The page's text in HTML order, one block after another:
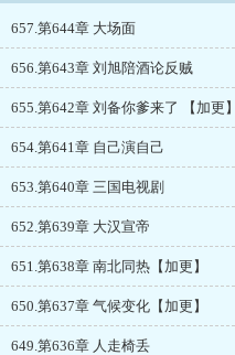
657.第644章 大场面
656.第643章 刘旭陪酒论反贼
655.第642章 刘备你爹来了 【加更】
654.第641章 自己演自己
653.第640章 三国电视剧
652.第639章 大汉宣帝
651.第638章 南北同热【加更】
650.第637章 气候变化【加更】
649.第636章 人走椅丢